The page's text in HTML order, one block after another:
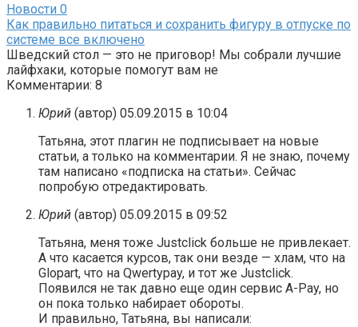
Новости 0
Как правильно питаться и сохранить фигуру в отпуске по
системе все включено
Шведский стол — это не приговор! Мы собрали лучшие
лайфхаки, которые помогут вам не
Комментарии: 8
Юрий (автор) 05.09.2015 в 10:04
Татьяна, этот плагин не подписывает на новые
статьи, а только на комментарии. Я не знаю, почему
там написано «подписка на статьи». Сейчас
попробую отредактировать.
Юрий (автор) 05.09.2015 в 09:52
Татьяна, меня тоже Justclick больше не привлекает.
А что касается курсов, так они везде — хлам, что на
Glopart, что на Qwertypay, и тот же Justclick.
Появился не так давно еще один сервис A-Pay, но
он пока только набирает обороты.
И правильно, Татьяна, вы написали: